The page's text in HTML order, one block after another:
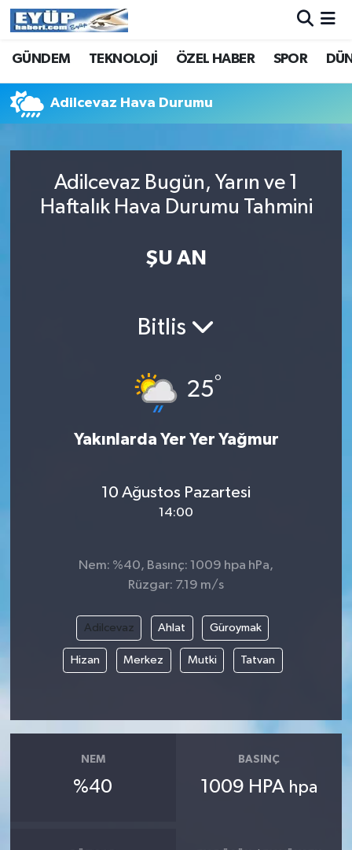
GÜNDEM TEKNOLOJİ ÖZEL HABER SPOR
Adilcevaz Hava Durumu
Adilcevaz Bugün, Yarın ve 1
Haftalık Hava Durumu Tahmini
ŞU AN
Bitlis
25°
Yakınlarda Yer Yer Yağmur
10 Ağustos Pazartesi
14:00
Nem: %40, Basınç: 1009 hpa hPa,
Rüzgar: 7.19 m/s
Adilcevaz Ahlat Güroymak
Hizan Merkez Mutki Tatvan
NEM
%40
BASINÇ
1009 HPA hpa